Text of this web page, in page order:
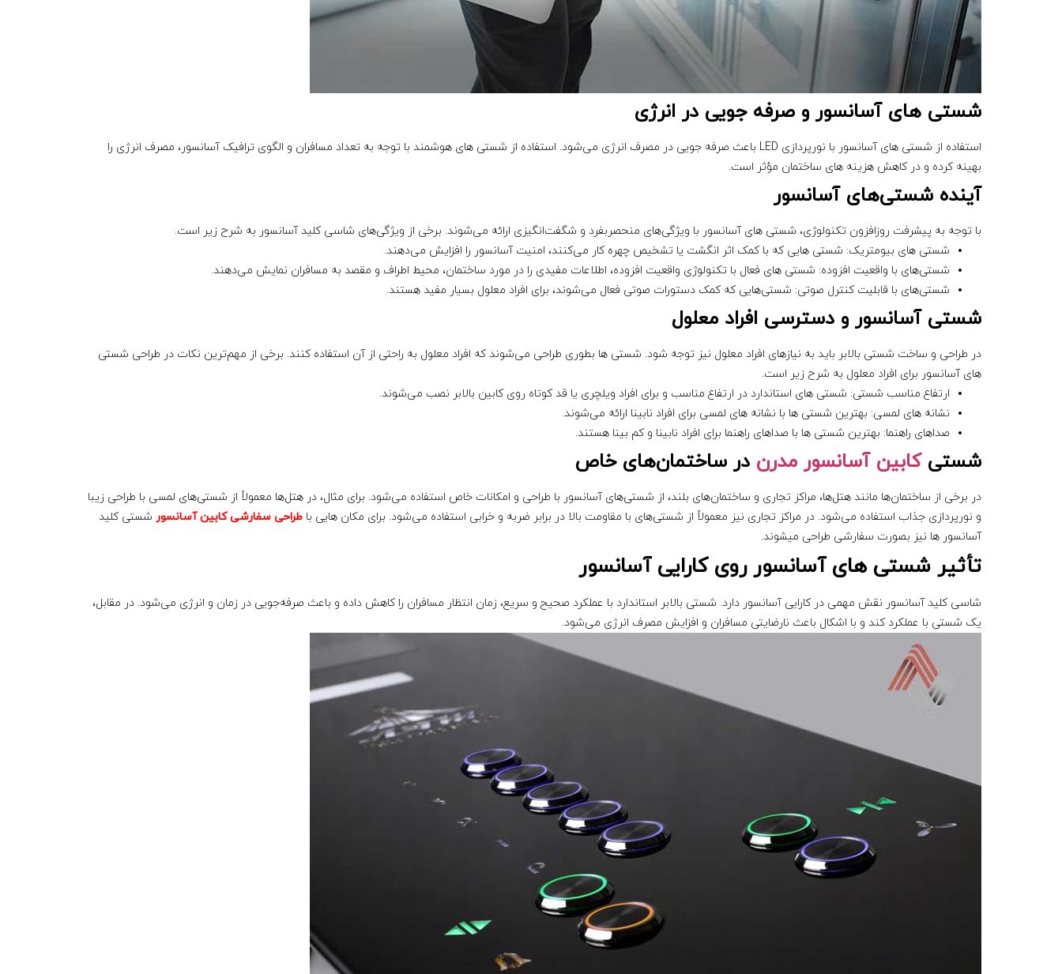
شستی های آسانسور و صرفه جویی در انرژی
استفاده از شستی‌ های آسانسور با نورپردازی LED باعث صرفه جویی در مصرف انرژی می‌شود. استفاده از شستی‌ های هوشمند با توجه به تعداد مسافران و الگوی ترافیک آسانسور، مصرف انرژی را
بهینه کرده و در کاهش هزینه‌ های ساختمان مؤثر است.
آینده شستی‌های آسانسور
با توجه به پیشرفت روزافزون تکنولوژی، شستی‌ های آسانسور با ویژگی‌های منحصربفرد و شگفت‌انگیزی ارائه می‌شوند. برخی از ویژگی‌های شاسی کلید آسانسور به شرح زیر است.
شستی‌ های بیومتریک: شستی‌ هایی که با کمک اثر انگشت یا تشخیص چهره کار می‌کنند، امنیت آسانسور را افزایش می‌دهند.
شستی‌های با واقعیت افزوده: شستی‌ های فعال با تکنولوژی واقعیت افزوده، اطلاعات مفیدی را در مورد ساختمان، محیط اطراف و مقصد به مسافران نمایش می‌دهند.
شستی‌های با قابلیت کنترل صوتی: شستی‌هایی که کمک دستورات صوتی فعال می‌شوند، برای افراد معلول بسیار مفید هستند.
شستی آسانسور و دسترسی افراد معلول
در طراحی و ساخت شستی بالابر باید به نیازهای افراد معلول نیز توجه شود. شستی ها بطوری طراحی می‌شوند که افراد معلول به راحتی از آن استفاده کنند. برخی از مهم‌ترین نکات در طراحی شستی
های آسانسور برای افراد معلول به شرح زیر است.
ارتفاع مناسب شستی: شستی های استاندارد در ارتفاع مناسب و برای افراد ویلچری یا قد کوتاه روی کابین بالابر نصب می‌شوند.
نشانه‌ های لمسی: بهترین شستی ها با نشانه‌ های لمسی برای افراد نابینا ارائه می‌شوند.
صداهای راهنما: بهترین شستی ها با صداهای راهنما برای افراد نابینا و کم بینا هستند.
شستیکابین آسانسور مدرن در ساختمان‌های خاص
در برخی از ساختمان‌ها مانند هتل‌ها، مراکز تجاری و ساختمان‌های بلند، از شستی‌های آسانسور با طراحی و امکانات خاص استفاده می‌شود. برای مثال، در هتل‌ها معمولاً از شستی‌های لمسی با طراحی زیبا
و نورپردازی جذاب استفاده می‌شود. در مراکز تجاری نیز معمولاً از شستی‌های با مقاومت بالا در برابر ضربه و خرابی استفاده می‌شود. برای مکان هایی با طراحی سفارشی کابین آسانسور شستی کلید
آسانسور ها نیز بصورت سفارشی طراحی میشوند.
تأثیر شستی های آسانسور روی کارایی آسانسور
شاسی کلید آسانسور نقش مهمی در کارایی آسانسور دارد. شستی بالابر استاندارد با عملکرد صحیح و سریع، زمان انتظار مسافران را کاهش داده و باعث صرفه‌جویی در زمان و انرژی می‌شود. در مقابل،
یک شستی با عملکرد کند و با اشکال باعث نارضایتی مسافران و افزایش مصرف انرژی می‌شود.